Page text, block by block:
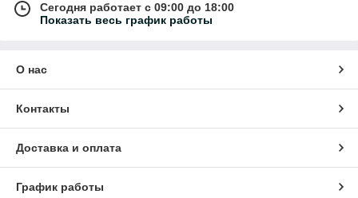
Сегодня работает с 09:00 до 18:00
Показать весь график работы
О нас
Контакты
Доставка и оплата
График работы